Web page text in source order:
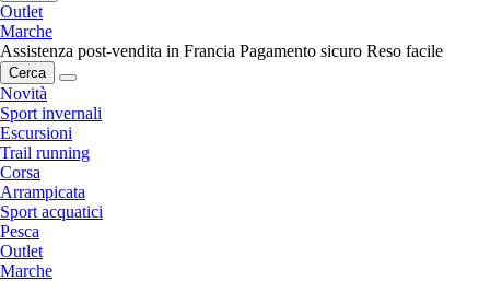
Outlet
Marche
Assistenza post-vendita in Francia Pagamento sicuro Reso facile
Cerca
Novità
Sport invernali
Escursioni
Trail running
Corsa
Arrampicata
Sport acquatici
Pesca
Outlet
Marche